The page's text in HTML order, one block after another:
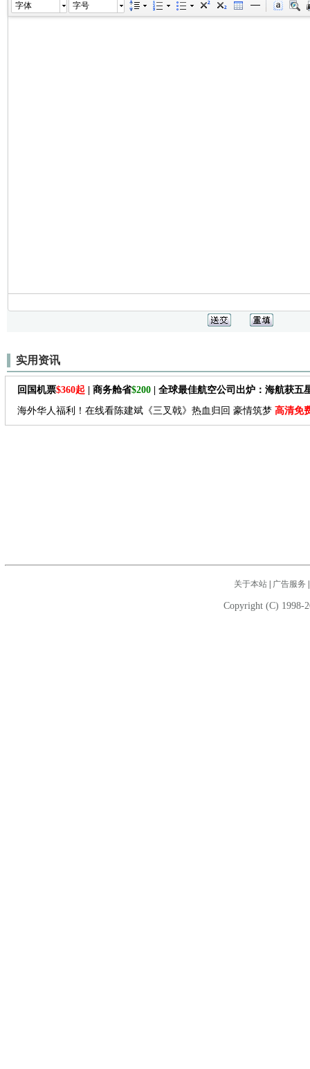
字体 字号
实用资讯
回国机票$360起 | 商务舱省$200 | 全球最佳航空公司出炉：海航获五
海外华人福利！在线看陈建斌《三叉戟》热血归回 豪情筑梦 高清免
关于本站| 广告服务
Copyright (C) 1998-